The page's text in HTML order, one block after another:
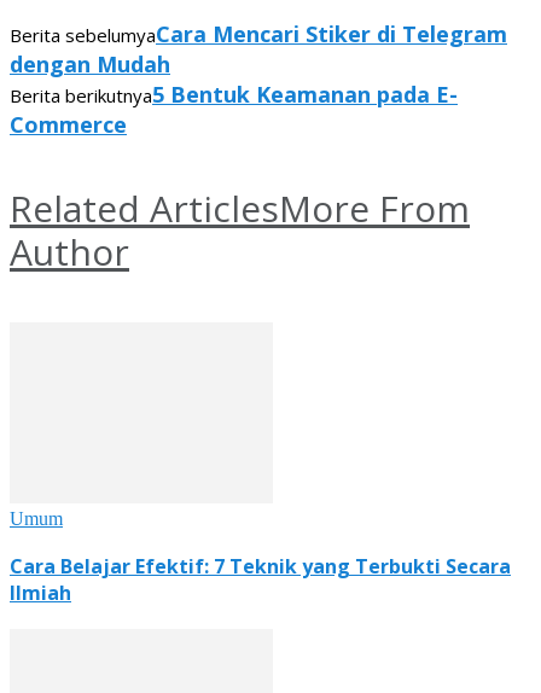
Berita sebelumyaCara Mencari Stiker di Telegram
dengan Mudah
Berita berikutnya5 Bentuk Keamanan pada E-
Commerce
Related ArticlesMore From
Author
Umum
Cara Belajar Efektif: 7 Teknik yang Terbukti Secara
Ilmiah